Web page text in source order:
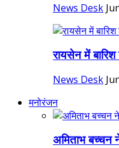
News Desk
रायसेन में
News Desk
मनोरंजन
अमिताभ बच्चन ने